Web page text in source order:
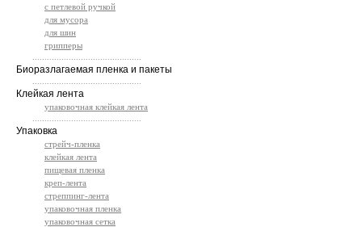
с петлевой ручкой
для мусора
для шин
грипперы
Биоразлагаемая пленка и пакеты
Клейкая лента
упаковочная клейкая лента
Упаковка
стрейч-пленка
клейкая лента
пищевая пленка
креп-лента
стреппинг-лента
упаковочная пленка
упаковочная сетка